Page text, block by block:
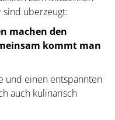
überzeugt:
machen den
kommt man
und einen entspannten
auch kulinarisch